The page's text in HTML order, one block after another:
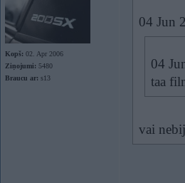
Kopš: 02. Apr 2006
Ziņojumi: 5480
Braucu ar: s13
04 Jun
04
taa
vai